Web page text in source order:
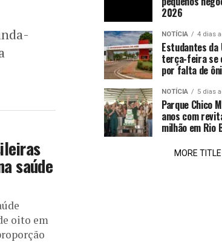
saúde
oito em
entidades
consideram
corte
insuficiente
considerado
insuficiente
por
entidades
indústria
nesta
quarta-
2026
NOTÍCIA 4 dias
Estudantes da
terça-feira se
por falta de
NOTÍCIA 5 dias
Parque Chico
anos com
milhão em Rio
MORE TITLE